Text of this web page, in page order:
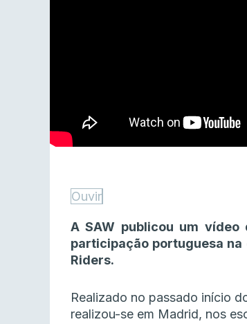
Ouvir
A SAW publicou um vídeo
participação portuguesa
Riders.
Realizado no passado início
realizou-se em Madrid, nos